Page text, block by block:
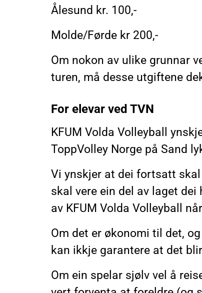
Ålesund kr. 100,-
Molde/Førde kr 200,-
Om nokon av ulike grunnar
turen, må desse utgiftene
For elevar ved TVN
KFUM Volda Volleyball
ToppVolley Norge på Sand
Vi ynskjer at dei fortsatt
skal vere ein del av laget
av KFUM Volda Volleyball
Om det er økonomi til det,
kan ikkje garantere at det
Om ein spelar sjølv vel å